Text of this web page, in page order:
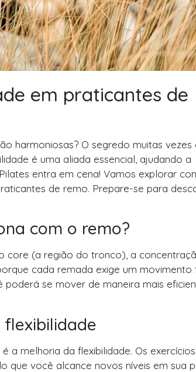
em praticantes de
harmoniosas? O segredo muitas vezes
é uma aliada essencial, ajudando a
entra em cena! Vamos explorar
de remo. Prepare-se para
com o remo?
core (a região do tronco), a
cada remada exige um movimento
se mover de maneira mais
flexibilidade
a melhoria da flexibilidade. Os
que você alcance novos níveis em sua